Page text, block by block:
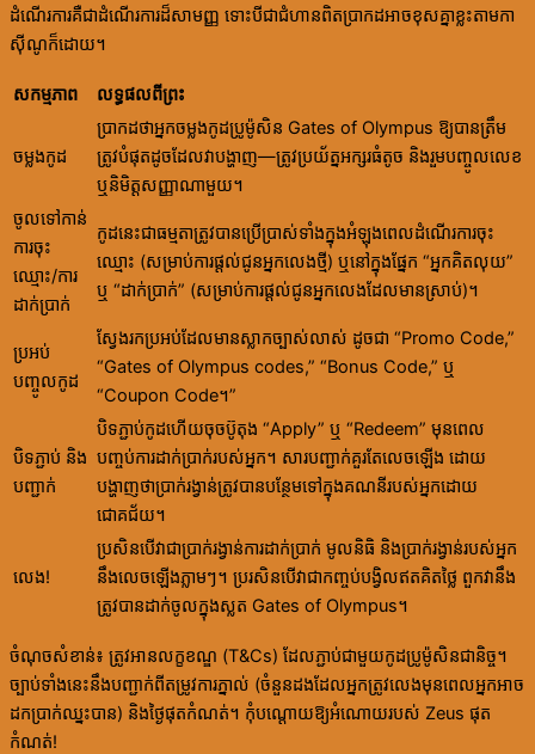
ដំណើរការគឺជាដំណើរការដ៏សាមញ្ញ ទោះបីជាជំហានពិតប្រាកដអាចខុសគ្នាខ្លះតាមកា
ស៊ីណូក៏ដោយ។
សកម្មភាព លទ្ធផលពីព្រះ
ចម្លងកូដ
ប្រាកដថាអ្នកចម្លងកូដប្រូម៉ូសិន Gates of Olympus ឱ្យបានត្រឹម
ត្រូវបំផុតដូចដែលវាបង្ហាញ—ត្រូវប្រយ័ត្នអក្សរធំតូច និងរួមបញ្ចូលលេខ
ឬនិមិត្តសញ្ញាណាមួយ។
ចូលទៅកាន់
ការចុះ
ឈ្មោះ/ការ
ដាក់ប្រាក់
កូដនេះជាធម្មតាត្រូវបានប្រើប្រាស់ទាំងក្នុងអំឡុងពេលដំណើរការចុះ
ឈ្មោះ (សម្រាប់ការផ្តល់ជូនអ្នកលេងថ្មី) ឬនៅក្នុងផ្នែក “អ្នកគិតលុយ”
ឬ “ដាក់ប្រាក់” (សម្រាប់ការផ្តល់ជូនអ្នកលេងដែលមានស្រាប់)។
ប្រអប់
បញ្ចូលកូដ
ស្វែងរកប្រអប់ដែលមានស្លាកច្បាស់លាស់ ដូចជា “Promo Code,”
“Gates of Olympus codes,” “Bonus Code,” ឬ
“Coupon Code។”
បិទភ្ជាប់ និង
បញ្ជាក់
បិទភ្ជាប់កូដហើយចុចប៊ូតុង “Apply” ឬ “Redeem” មុនពេល
បញ្ចប់ការដាក់ប្រាក់របស់អ្នក។ សារបញ្ជាក់គួរតែលេចឡើង ដោយ
បង្ហាញថាប្រាក់រង្វាន់ត្រូវបានបន្ថែមទៅក្នុងគណនីរបស់អ្នកដោយ
ជោគជ័យ។
លេង!
ប្រសិនបើវាជាប្រាក់រង្វាន់ការដាក់ប្រាក់ មូលនិធិ និងប្រាក់រង្វាន់របស់អ្នក
នឹងលេចឡើងភ្លាមៗ។ ប្ររសិនបើវាជាកញ្ចប់បង្វិលឥតគិតថ្លៃ ពួកវានឹង
ត្រូវបានដាក់ចូលក្នុងស្លត Gates of Olympus។
ចំណុចសំខាន់៖ ត្រូវអានលក្ខខណ្ឌ (T&Cs) ដែលភ្ជាប់ជាមួយកូដប្រូម៉ូសិនជានិច្ច។
ច្បាប់ទាំងនេះនឹងបញ្ជាក់ពីតម្រូវការភ្នាល់ (ចំនួនដងដែលអ្នកត្រូវលេងមុនពេលអ្នកអាច
ដកប្រាក់ឈ្នះបាន) និងថ្ងៃផុតកំណត់។ កុំបណ្តោយឱ្យអំណោយរបស់ Zeus ផុត
កំណត់!